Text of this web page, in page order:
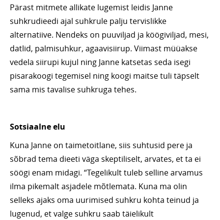
Pärast mitmete allikate lugemist leidis Janne
suhkrudieedi ajal suhkrule palju tervislikke
alternatiive. Nendeks on puuviljad ja köögiviljad, mesi,
datlid, palmisuhkur, agaavisiirup. Viimast müüakse
vedela siirupi kujul ning Janne katsetas seda isegi
pisarakoogi tegemisel ning koogi maitse tuli täpselt
sama mis tavalise suhkruga tehes.
Sotsiaalne elu
Kuna Janne on taimetoitlane, siis suhtusid pere ja
sõbrad tema dieeti väga skeptiliselt, arvates, et ta ei
söögi enam midagi. “Tegelikult tuleb selline arvamus
ilma pikemalt asjadele mõtlemata. Kuna ma olin
selleks ajaks oma uurimised suhkru kohta teinud ja
lugenud, et valge suhkru saab täielikult